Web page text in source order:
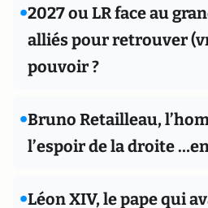
•2027 ou LR face au
alliés pour retrouver
pouvoir ?
•Bruno Retailleau,
l’espoir de la droite
•Léon XIV, le pape qui